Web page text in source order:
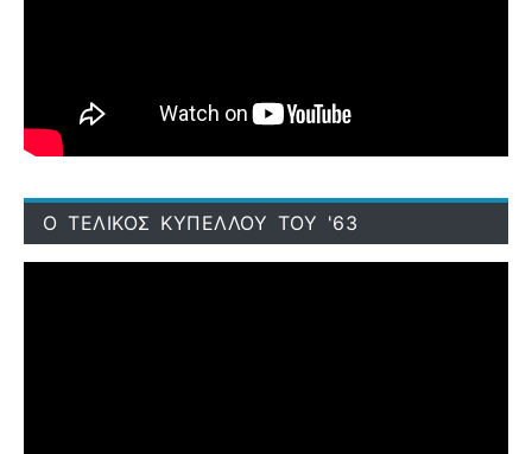
Ο ΤΕΛΙΚΟΣ ΚΥΠΕΛΛΟΥ ΤΟΥ '63